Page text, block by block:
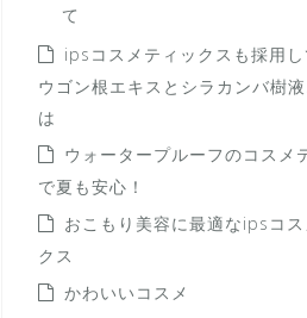
て
ipsコスメティックスも採用
ウゴン根エキスとシラカンバ樹
は
ウォータープルーフのコスメ
で夏も安心！
おこもり美容に最適なipsコス
クス
かわいいコスメ